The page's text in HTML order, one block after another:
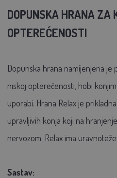
DOPUNSKA HRANA ZA
OPTEREĆENOSTI
Dopunska hrana namijenjena je
niskoj opterećenosti, hobi
uporabi. Hrana Relax je
upravljivih konja koji na
nervozom. Relax ima
Sastav: